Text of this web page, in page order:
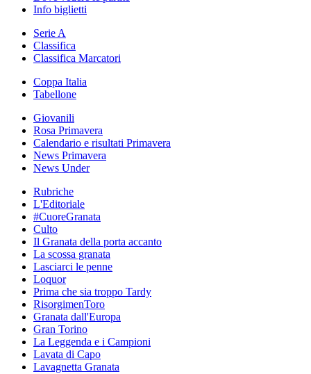
Info biglietti
Serie A
Classifica
Classifica Marcatori
Coppa Italia
Tabellone
Giovanili
Rosa Primavera
Calendario e risultati Primavera
News Primavera
News Under
Rubriche
L'Editoriale
#CuoreGranata
Culto
Il Granata della porta accanto
La scossa granata
Lasciarci le penne
Loquor
Prima che sia troppo Tardy
RisorgimenToro
Granata dall'Europa
Gran Torino
La Leggenda e i Campioni
Lavata di Capo
Lavagnetta Granata